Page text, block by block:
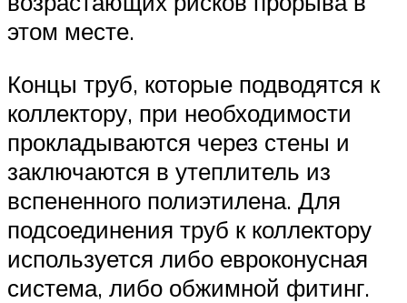
этом месте.
Концы труб, которые подводятся к
коллектору, при необходимости
прокладываются через стены и
заключаются в утеплитель из
вспененного полиэтилена. Для
подсоединения труб к коллектору
используется либо евроконусная
система, либо обжимной фитинг.